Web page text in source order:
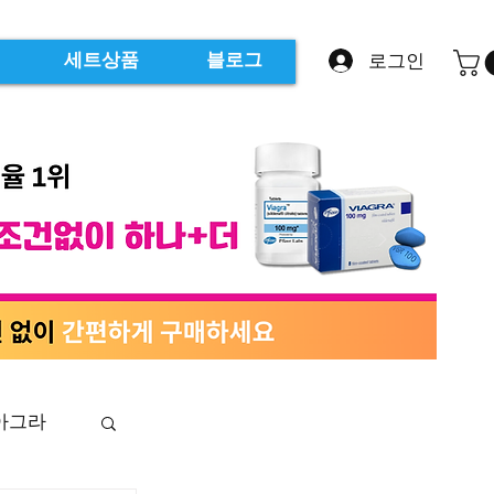
세트상품 블로그 로그인
그라